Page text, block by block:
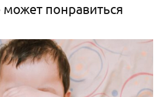
понравиться